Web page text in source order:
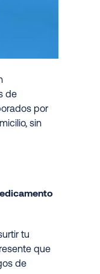
de
por
sin
tu
que
de